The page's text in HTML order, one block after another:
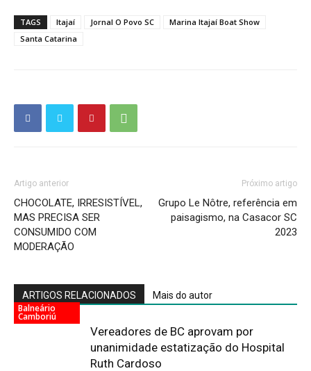
TAGS Itajaí Jornal O Povo SC
Marina Itajaí Boat Show
Santa Catarina
Artigo anterior
CHOCOLATE, IRRESISTÍVEL,
MAS PRECISA SER
CONSUMIDO COM
MODERAÇÃO
Próximo artigo
Grupo Le Nôtre, referência em
paisagismo, na Casacor SC
2023
ARTIGOS RELACIONADOS Mais do autor
Balneário
Camboriú
Vereadores de BC aprovam por
unanimidade estatização do Hospital
Ruth Cardoso